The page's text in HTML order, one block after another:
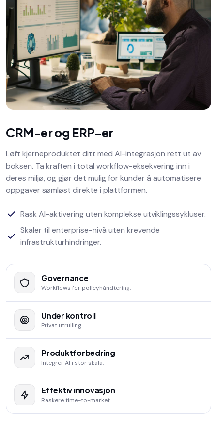
CRM-er og ERP-er
Løft kjerneproduktet ditt med AI-integrasjon rett ut av
boksen. Ta kraften i total workflow-eksekvering inn i
deres miljø, og gjør det mulig for kunder å automatisere
oppgaver sømløst direkte i plattformen.
Rask AI-aktivering uten komplekse utviklingssykluser.
Skaler til enterprise-nivå uten krevende
infrastrukturhindringer.
Governance
Workflows for policyhåndtering.
Under kontroll
Privat utrulling
Produktforbedring
Integrer AI i stor skala.
Effektiv innovasjon
Raskere time-to-market.